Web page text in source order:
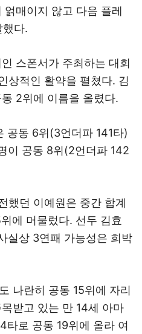
매이지 않고 다음 플레
했다.
스폰서가 주최하는 대회
상적인 활약을 펼쳤다. 김
2위에 이름을 올렸다.
공동 6위(3언더파 141타)
이 공동 8위(2언더파 142
했던 이예원은 중간 합계
에 머물렀다. 선두 김효
실상 3연패 가능성은 희박
나란히 공동 15위에 자리
받고 있는 만 14세 아마
타로 공동 19위에 올라 여